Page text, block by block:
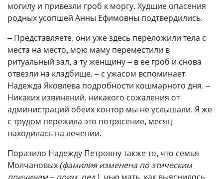
могилу и привезли гроб к моргу. Худшие опасения
родных усопшей Анны Ефимовны подтвердились.
– Представляете, они уже здесь переложили тела с
места на место, мою маму переместили в
ритуальный зал, а ту женщину – в ее гроб и снова
отвезли на кладбище, – с ужасом вспоминает
Надежда Яковлева подробности кошмарного дня. –
Никаких извинений, никакого сожаления от
администраций обеих контор мы не услышали. Я же
с трудом пережила это потрясение, месяц
находилась на лечении.
Поразило Надежду Петровну также то, что семья
Молчановых(фамилия изменена по этическим